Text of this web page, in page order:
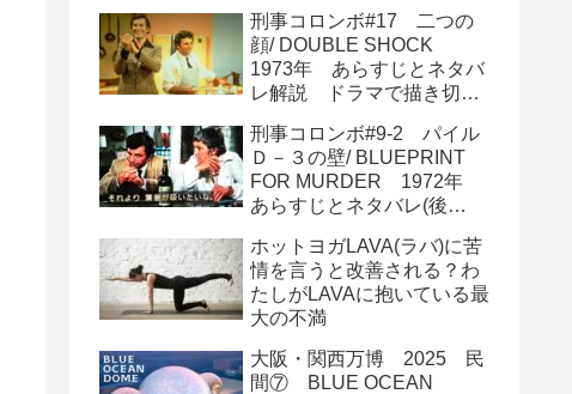
刑事コロンボ#17 二つの
顔/ DOUBLE SHOCK
1973年 あらすじとネタバ
レ解説 ドラマで描き切れ
が読み解く
刑事コロンボ#9-2 パイル
Ｄ－３の壁/ BLUEPRINT
FOR MURDER 1972年
あらすじとネタバレ(後
でん返し
ホットヨガLAVA(ラバ)に苦
情を言うと改善される？わ
たしがLAVAに抱いている最
大の不満
大阪・関西万博 2025 民
間⑦ BLUE OCEAN